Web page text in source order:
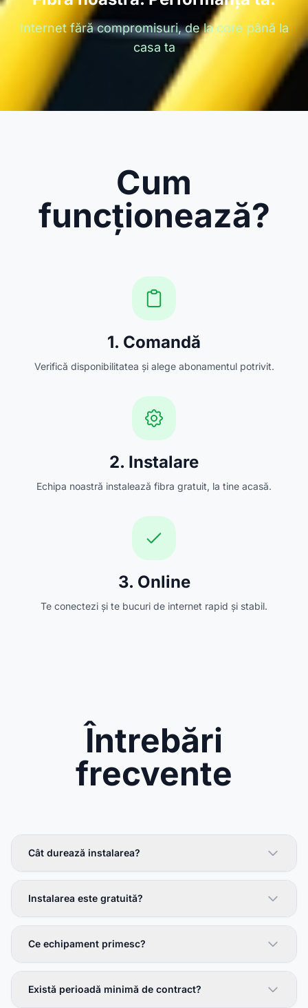
Internet fără compromisuri, de la core până la
casa ta
Cum
funcționează?
1. Comandă
Verifică disponibilitatea și alege abonamentul potrivit.
2. Instalare
Echipa noastră instalează fibra gratuit, la tine acasă.
3. Online
Te conectezi și te bucuri de internet rapid și stabil.
Întrebări
frecvente
Cât durează instalarea?
Instalarea este gratuită?
Ce echipament primesc?
Există perioadă minimă de contract?